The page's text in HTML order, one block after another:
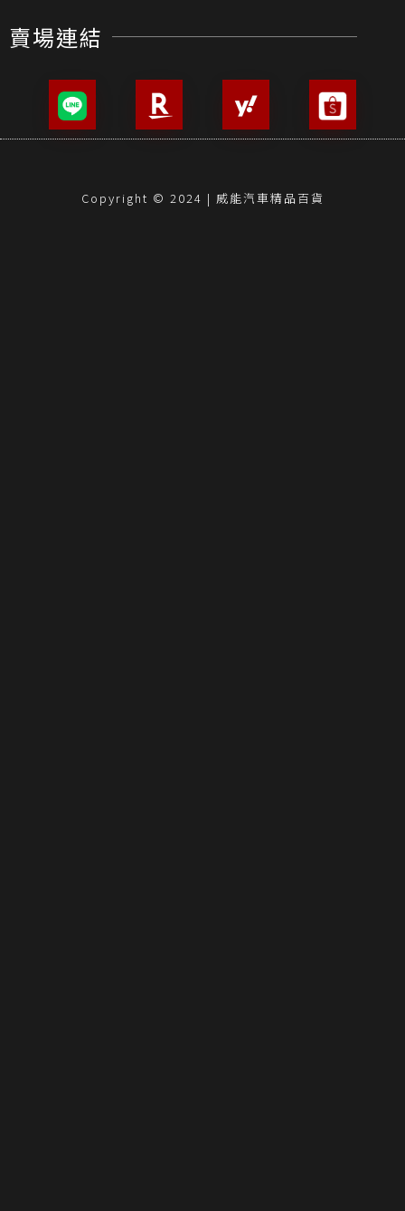
賣場連結
Copyright © 2024 | 威能汽車精品百貨